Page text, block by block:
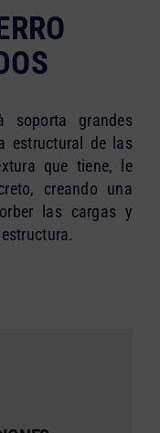
soporta grandes
estructural de las
que tiene, le
creando una
las cargas y